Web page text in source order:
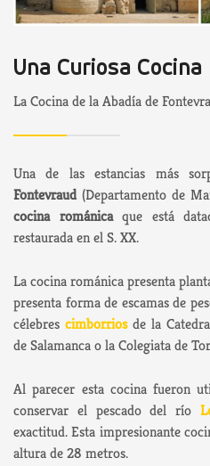
Una Curiosa
La Cocina de la Abadía de
Una de las estancias más
Fontevraud (Departamento de
cocina románicaque está
restaurada en el S. XX.
La cocina románica presenta
presenta forma de escamas de
célebres cimborriosde la
de Salamanca o la Colegiata de
Al parecer esta cocina fueron
conservar el pescado del río
exactitud. Esta impresionante
altura de 28 metros.